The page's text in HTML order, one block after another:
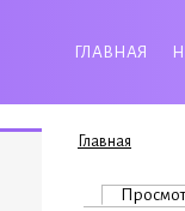
ГЛАВНАЯ
Вы здесь
Главная
Главные